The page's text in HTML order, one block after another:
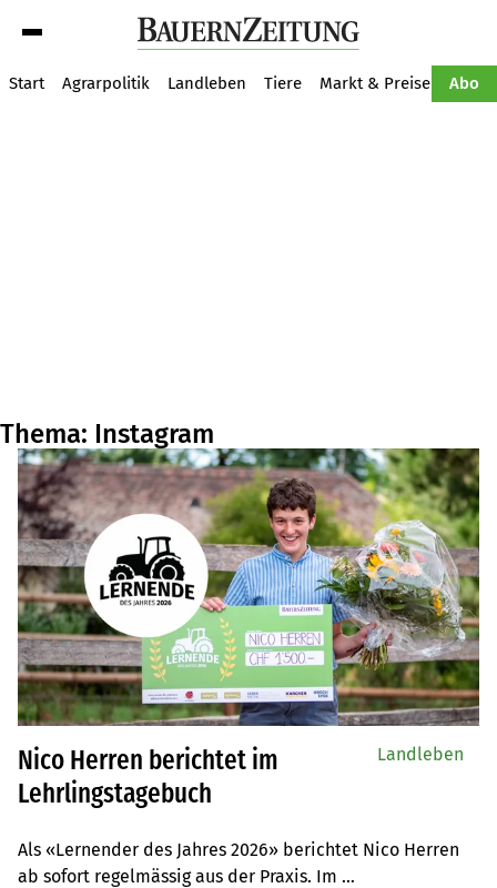
Start Agrarpolitik Landleben Tiere Markt & Preise Abo
Thema: Instagram
Nico Herren berichtet im
Lehrlingstagebuch
Als «Lernender des Jahres 2026» berichtet Nico Herren
ab sofort regelmässig aus der Praxis. Im
Landleben